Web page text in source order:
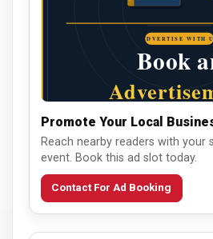
Promote Your Local
Reach nearby readers with your
event. Book this ad slot today.
Contact For Ad Booking